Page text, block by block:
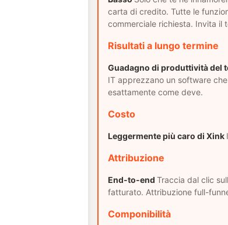
carta di credito. Tutte le
commerciale richiesta. Invita il
Risultati a lungo termine
Guadagno di produttività del
IT apprezzano un software
esattamente come deve.
Costo
Leggermente più caro di Xink
Attribuzione
End-to-end Traccia dal clic
fatturato. Attribuzione full-
Componibilità